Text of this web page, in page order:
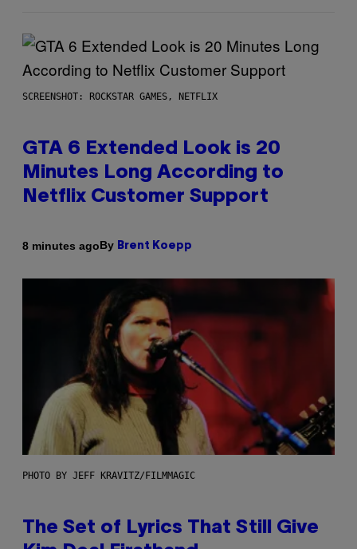
SCREENSHOT: ROCKSTAR GAMES, NETFLIX
GTA 6 Extended Look is 20
Minutes Long According to
Netflix Customer Support
8 minutes agoBy Brent Koepp
PHOTO BY JEFF KRAVITZ/FILMMAGIC
The Set of Lyrics That Still Give